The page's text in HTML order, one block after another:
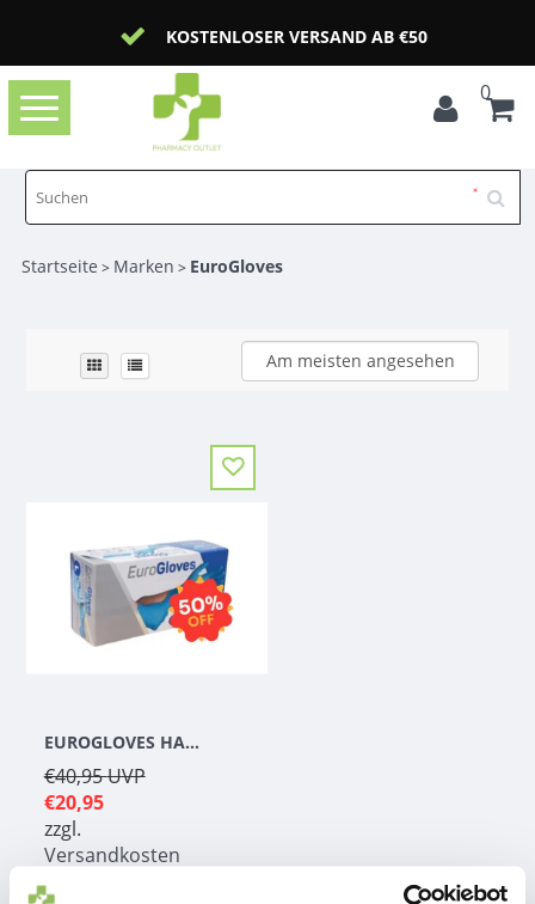
KOSTENLOSER VERSAND AB €50
Toggle
navigation
0
Startseite > Marken > EuroGloves
Am meisten angesehen
EUROGLOVES HANDSCHUHE L NITRIL BLAU (1000 STÜCK) GRÖSSE L
€40,95UVP
€20,95
zzgl.
Versandkosten